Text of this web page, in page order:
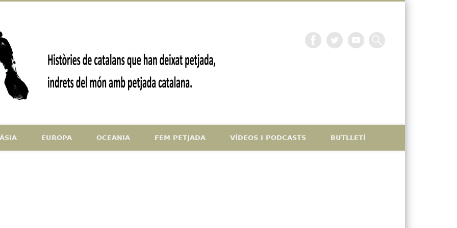
La petjada catalana
del món amb petjada catalana
ÀSIA EUROPA OCEANIA FEM PETJADA VÍDEOS I PODCASTS BUTLLETÍ